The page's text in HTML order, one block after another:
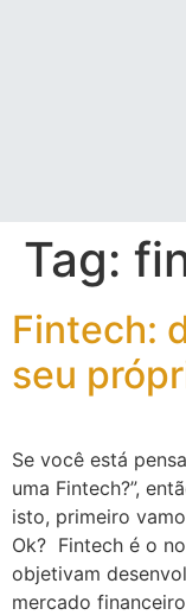
Tag:
Fintech:
seu
Se você está
uma Fintech?”,
isto, primeiro
Ok? Fintech é o
objetivam
mercado